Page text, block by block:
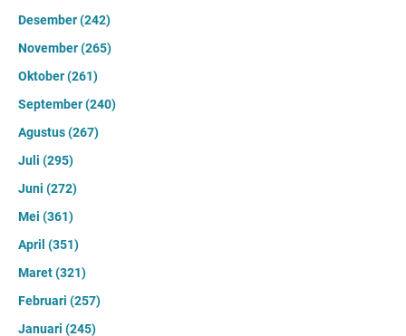
Desember(242)
November(265)
Oktober(261)
September(240)
Agustus(267)
Juli (295)
Juni (272)
Mei (361)
April (351)
Maret(321)
Februari (257)
Januari (245)